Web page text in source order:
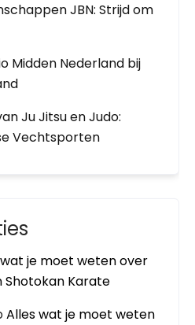
JBN: Strijd om
Midden Nederland bij
Ju Jitsu en Judo:
Vechtsporten
je moet weten over
Shotokan Karate
Alles wat je moet weten